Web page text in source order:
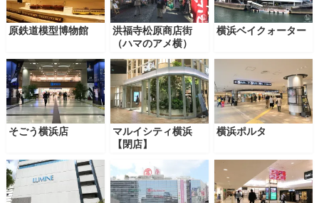
原鉄道模型博物館
洪福寺松原商店街
（ハマのアメ横）
横浜ベイクォーター
そごう横浜店
マルイシティ横浜
【閉店】
横浜ポルタ